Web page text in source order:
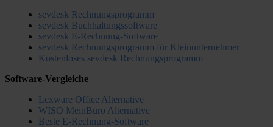
sevdesk Rechnungsprogramm
sevdesk Buchhaltungssoftware
sevdesk E-Rechnung-Software
sevdesk Rechnungsprogramm für Kleinunternehmer
Kostenloses sevdesk Rechnungsprogramm
Software-Vergleiche
Lexware Office Alternative
WISO MeinBüro Alternative
Beste E-Rechnung-Software